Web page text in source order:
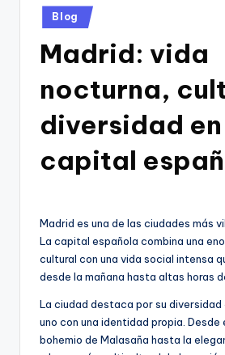
Publicado
en
Blog
Madrid: vida
nocturna,
diversidad
capital
Madrid es una de las ciudades más
La capital española combina una
cultural con una vida social intensa
desde la mañana hasta altas horas
La ciudad destaca por su diversidad
uno con una identidad propia. Desde
bohemio de Malasaña hasta la